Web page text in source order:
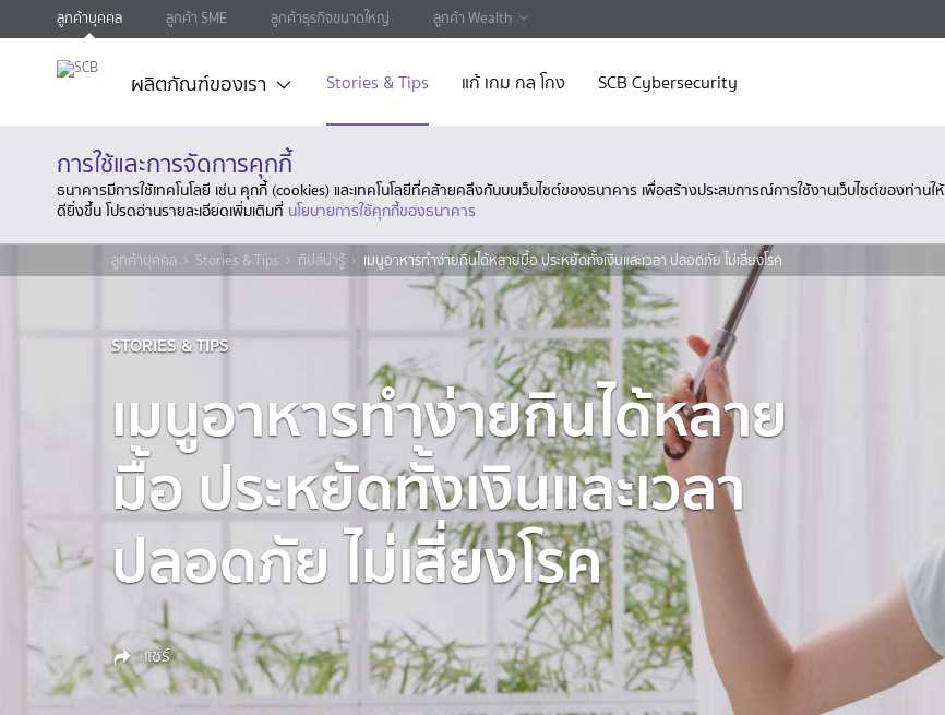
ลูกค้าบุคคล ลูกค้า SME ลูกค้าธุรกิจขนาดใหญ่ ลูกค้า Wealth
ผลิตภัณฑ์ของเรา Stories & Tips แก้ เกม กล โกง SCB Cybersecurity
การใช้และการจัดการคุกกี้
ธนาคารมีการใช้เทคโนโลยี เช่น คุกกี้ (cookies) และเทคโนโลยีที่คล้ายคลึงกันบนเว็บไซต์ของธนาคาร เพื่อสร้างประสบการณ์การใช้งานเว็บไซต์ของท่านให้
ดียิ่งขึ้น โปรดอ่านรายละเอียดเพิ่มเติมที่ นโยบายการใช้คุกกี้ของธนาคาร
ลูกค้าบุคคล Stories & Tips ทิปส์น่ารู้ เมนูอาหารทำง่ายกินได้หลายมื้อ ประหยัดทั้งเงินและเวลา ปลอดภัย ไม่เสี่ยงโรค
STORIES & TIPS
เมนูอาหารทำง่ายกินได้หลาย
มื้อ ประหยัดทั้งเงินและเวลา
ปลอดภัย ไม่เสี่ยงโรค
แชร์